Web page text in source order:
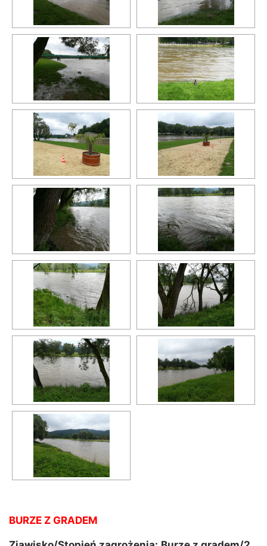
BURZE Z GRADEM